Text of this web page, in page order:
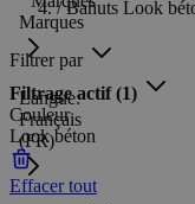
Marques
Langue:
Français
(FR)
/ Bahuts Look
Filtrer par
Filtrage actif(1)
Couleur
Look béton
Effacer tout